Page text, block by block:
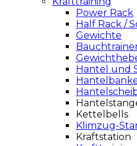
Power Rack
Half Rack /
Gewichte
Hantel und
Kettelbells
Klimzug-
Kraftstation